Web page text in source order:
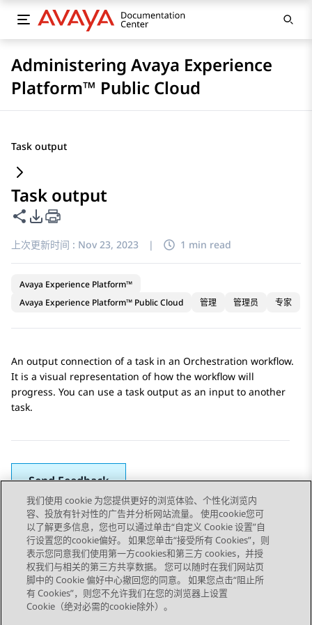
Administering Avaya Experience
Platform™ Public Cloud
Task output
Task output
共享此页面
PDF 导出选项
上次更新时间 : Nov 23, 2023 | 1 min read
Avaya Experience Platform™
Avaya Experience Platform™ Public Cloud
管理 管理员 专家
An output connection of a task in an Orchestration workflow.
It is a visual representation of how the workflow will
progress. You can use a task output as an input to another
task.
Send Feedback
Topic navigation
上一主题 下一主题
STAY CONNECTED
我们使用 cookie 为您提供更好的浏览体验、个性化浏览内
容、投放有针对性的广告并分析网站流量。 使用cookie您可
以了解更多信息，您也可以通过单击“自定义 Cookie 设置”自
行设置您的cookie偏好。 如果您单击“接受所有 Cookies”，则
表示您同意我们使用第一方cookies和第三方 cookies，并授
权我们与相关的第三方共享数据。 您可以随时在我们网站页
脚中的 Cookie 偏好中心撤回您的同意。 如果您点击“阻止所
有 Cookies”，则您不允许我们在您的浏览器上设置
Cookie（绝对必需的cookie除外）。